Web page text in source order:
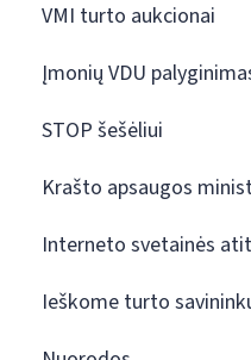
VMI turto aukcionai
Įmonių VDU
STOP šešėliui
Krašto apsaugos
Interneto svetainės
Ieškome turto